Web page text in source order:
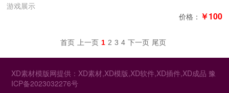
游戏展示
价格： ￥100
首页 上一页 1 2 3 4 下一页 尾页
XD素材模版网提供：XD素材,XD模版,XD软件,XD插件,XD成品 豫
ICP备2023032276号